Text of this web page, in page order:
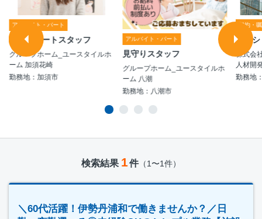
アルバイト・パート
生活サポートスタッフ
グループホーム_ユースタイルホ
ーム 加須花崎
勤務地：加須市
アルバイト・パート
見守りスタッフ
グループホーム_ユースタイルホ
ーム 八潮
勤務地：八潮市
契約・
マン
株式会
人材開
勤務地
検索結果 1件（1〜1件）
＼60代活躍！伊勢丹浦和で働きませんか？／日